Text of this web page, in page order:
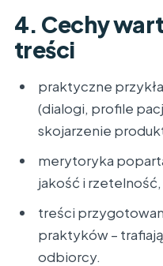
4. Cechy
treści
praktyczne
(dialogi, profile
skojarzenie
merytoryka
jakość i rzetelność,
treści
praktyków –
odbiorcy.